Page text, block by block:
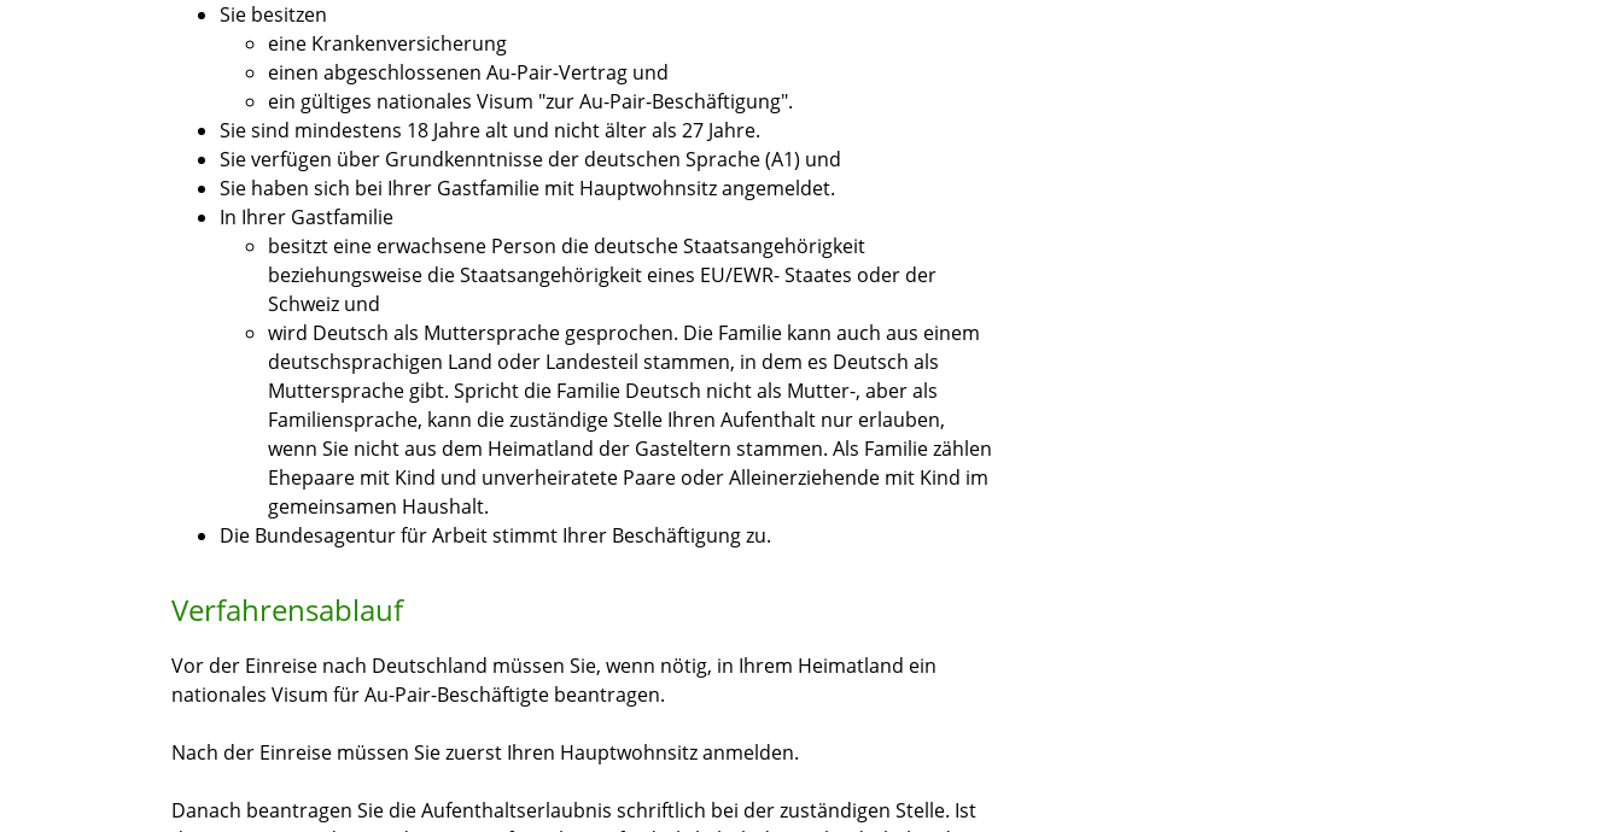
Sie besitzen
eine Krankenversicherung
einen abgeschlossenen Au-Pair-Vertrag und
ein gültiges nationales Visum "zur Au-Pair-Beschäftigung".
Sie sind mindestens 18 Jahre alt und nicht älter als 27 Jahre.
Sie verfügen über Grundkenntnisse der deutschen Sprache (A1) und
Sie haben sich bei Ihrer Gastfamilie mit Hauptwohnsitz angemeldet.
In Ihrer Gastfamilie
besitzt eine erwachsene Person die deutsche Staatsangehörigkeit
beziehungsweise die Staatsangehörigkeit eines EU/EWR- Staates oder der
Schweiz und
wird Deutsch als Muttersprache gesprochen. Die Familie kann auch aus einem
deutschsprachigen Land oder Landesteil stammen, in dem es Deutsch als
Muttersprache gibt. Spricht die Familie Deutsch nicht als Mutter-, aber als
Familiensprache, kann die zuständige Stelle Ihren Aufenthalt nur erlauben,
wenn Sie nicht aus dem Heimatland der Gasteltern stammen. Als Familie zählen
Ehepaare mit Kind und unverheiratete Paare oder Alleinerziehende mit Kind im
gemeinsamen Haushalt.
Die Bundesagentur für Arbeit stimmt Ihrer Beschäftigung zu.
Verfahrensablauf
Vor der Einreise nach Deutschland müssen Sie, wenn nötig, in Ihrem Heimatland ein
nationales Visum für Au-Pair-Beschäftigte beantragen.
Nach der Einreise müssen Sie zuerst Ihren Hauptwohnsitz anmelden.
Danach beantragen Sie die Aufenthaltserlaubnis schriftlich bei der zuständigen Stelle. Ist